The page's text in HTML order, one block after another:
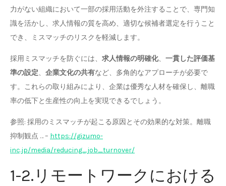
力がない組織において一部の採用活動を外注することで、専門知
識を活かし、求人情報の質を高め、適切な候補者選定を行うこと
でき、ミスマッチのリスクを軽減します。
採用ミスマッチを防ぐには、 求人情報の明確化、 一貫した評価基
準の設定、 企業文化の共有など、多角的なアプローチが必要で
す。これらの取り組みにより、企業は優秀な人材を確保し、離職
率の低下と生産性の向上を実現できるでしょう。
参照: 採用のミスマッチが起こる原因とその効果的な対策。離職
抑制観点 … – https://gizumo-
inc.jp/media/reducing_job_turnover/
1-2.リモートワークにおける